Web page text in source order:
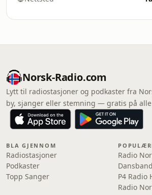
Norsk-Radio.com
Lytt til radiostasjoner og podkaster fra
by, sjanger eller stemning — gratis på
BLA GJENNOM
Radiostasjoner
Podkaster
Topp Sanger
Radio
P4 Radio
Radio